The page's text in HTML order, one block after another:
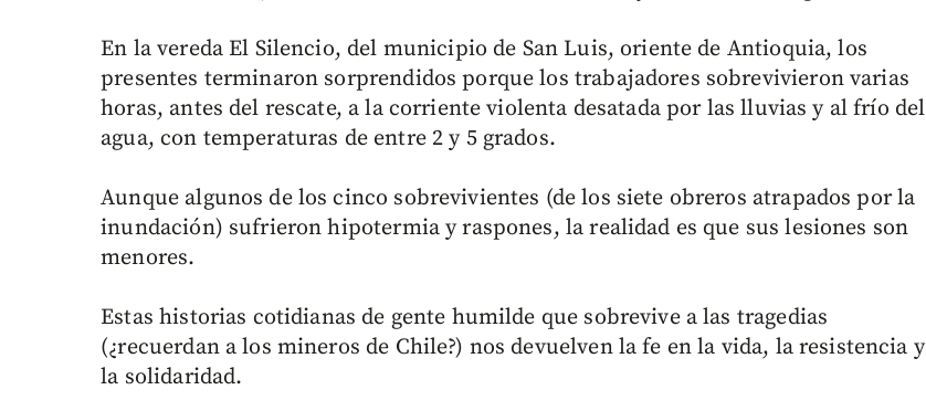
En la vereda El Silencio, del municipio de San Luis, oriente de Antioquia, los
presentes terminaron sorprendidos porque los trabajadores sobrevivieron varias
horas, antes del rescate, a la corriente violenta desatada por las lluvias y al frío del
agua, con temperaturas de entre 2 y 5 grados.
Aunque algunos de los cinco sobrevivientes (de los siete obreros atrapados por la
inundación) sufrieron hipotermia y raspones, la realidad es que sus lesiones son
menores.
Estas historias cotidianas de gente humilde que sobrevive a las tragedias
(¿recuerdan a los mineros de Chile?) nos devuelven la fe en la vida, la resistencia y
la solidaridad.